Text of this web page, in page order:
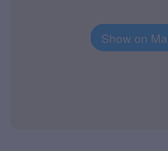
Show on